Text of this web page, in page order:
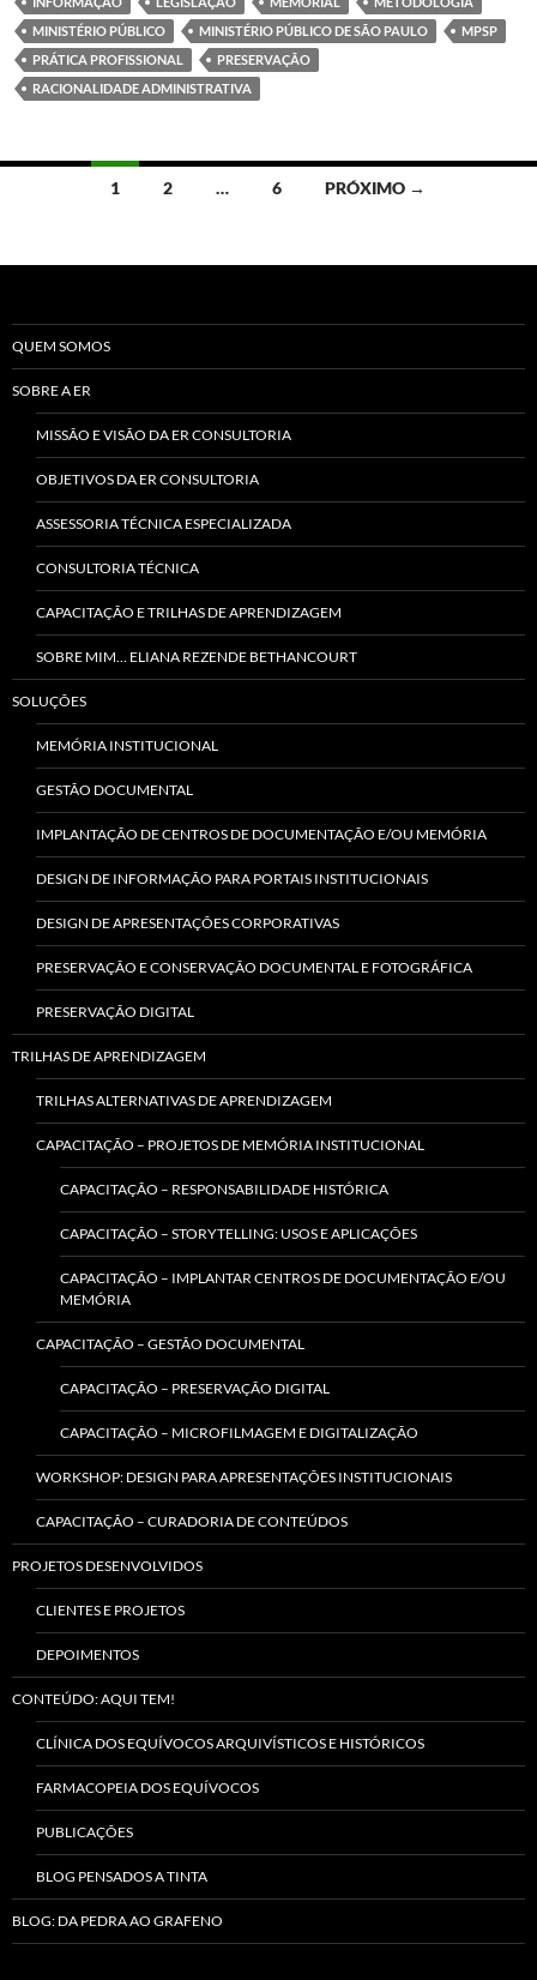
MINISTÉRIO PÚBLICO
MINISTÉRIO PÚBLICO DE SÃO PAULO
MPSP
PRÁTICA PROFISSIONAL
PRESERVAÇÃO
RACIONALIDADE ADMINISTRATIVA
Navegação
posts
1 2 … 6 PRÓXIMO →
QUEM SOMOS
SOBRE A ER
MISSÃO E VISÃO DA ER CONSULTORIA
OBJETIVOS DA ER CONSULTORIA
ASSESSORIA TÉCNICA ESPECIALIZADA
CONSULTORIA TÉCNICA
CAPACITAÇÃO E TRILHAS DE APRENDIZAGEM
SOBRE MIM… ELIANA REZENDE BETHANCOURT
SOLUÇÕES
MEMÓRIA INSTITUCIONAL
GESTÃO DOCUMENTAL
IMPLANTAÇÃO DE CENTROS DE DOCUMENTAÇÃO E/OU MEMÓRIA
DESIGN DE INFORMAÇÃO PARA PORTAIS INSTITUCIONAIS
DESIGN DE APRESENTAÇÕES CORPORATIVAS
PRESERVAÇÃO E CONSERVAÇÃO DOCUMENTAL E FOTOGRÁFICA
PRESERVAÇÃO DIGITAL
TRILHAS DE APRENDIZAGEM
TRILHAS ALTERNATIVAS DE APRENDIZAGEM
CAPACITAÇÃO – PROJETOS DE MEMÓRIA INSTITUCIONAL
CAPACITAÇÃO – RESPONSABILIDADE HISTÓRICA
CAPACITAÇÃO – STORYTELLING: USOS E APLICAÇÕES
CAPACITAÇÃO – IMPLANTAR CENTROS DE DOCUMENTAÇÃO E/OU
MEMÓRIA
CAPACITAÇÃO – GESTÃO DOCUMENTAL
CAPACITAÇÃO – PRESERVAÇÃO DIGITAL
CAPACITAÇÃO – MICROFILMAGEM E DIGITALIZAÇÃO
WORKSHOP: DESIGN PARA APRESENTAÇÕES INSTITUCIONAIS
CAPACITAÇÃO – CURADORIA DE CONTEÚDOS
PROJETOS DESENVOLVIDOS
CLIENTES E PROJETOS
DEPOIMENTOS
CONTEÚDO: AQUI TEM!
CLÍNICA DOS EQUÍVOCOS ARQUIVÍSTICOS E HISTÓRICOS
FARMACOPEIA DOS EQUÍVOCOS
PUBLICAÇÕES
BLOG PENSADOS A TINTA
BLOG: DA PEDRA AO GRAFENO